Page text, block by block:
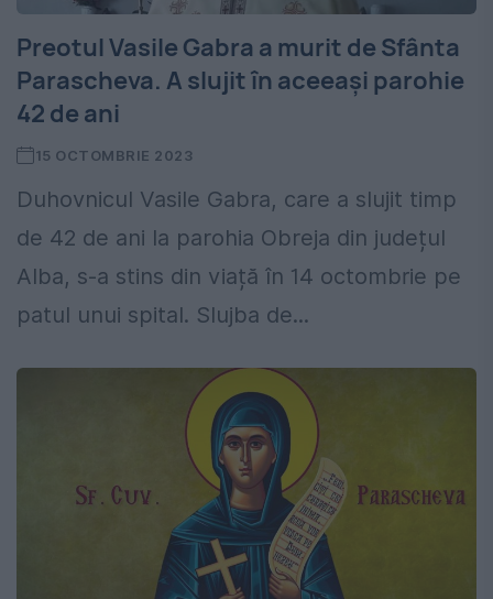
Preotul Vasile Gabra a murit de Sfânta
Parascheva. A slujit în aceeași parohie
42 de ani
15 OCTOMBRIE 2023
Duhovnicul Vasile Gabra, care a slujit timp
de 42 de ani la parohia Obreja din județul
Alba, s-a stins din viață în 14 octombrie pe
patul unui spital. Slujba de...